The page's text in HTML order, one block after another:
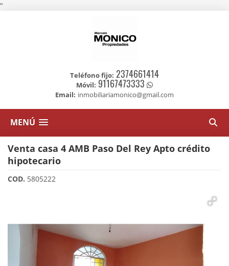
"
Teléfono fijo: 2374661414
Móvil: 91167473333
Email: inmobiliariamonico@gmail.com
MENÚ
Venta casa 4 AMB Paso Del Rey Apto crédito
hipotecario
COD. 5805222